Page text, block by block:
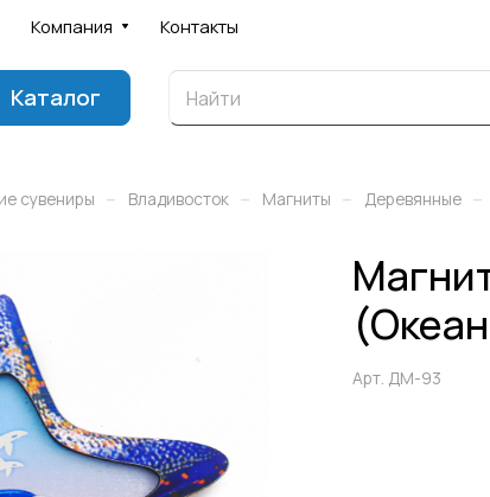
Компания Контакты
Каталог
сувениры – Владивосток – Магниты – Деревянные –
Арт. ДМ-93